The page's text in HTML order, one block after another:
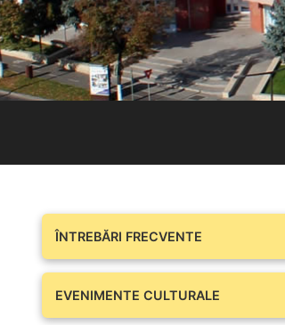
ÎNTREBĂRI FRECVENTE
EVENIMENTE CULTURALE